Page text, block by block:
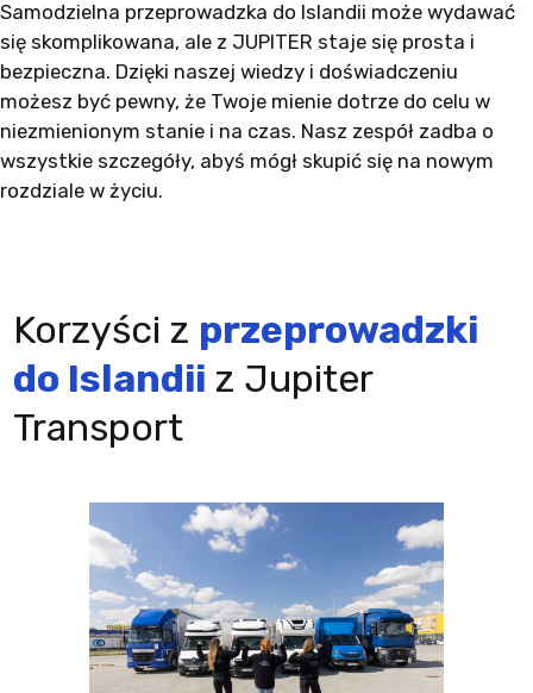
Samodzielna przeprowadzka do Islandii może wydawać
się skomplikowana, ale z JUPITER staje się prosta i
bezpieczna. Dzięki naszej wiedzy i doświadczeniu
możesz być pewny, że Twoje mienie dotrze do celu w
niezmienionym stanie i na czas. Nasz zespół zadba o
wszystkie szczegóły, abyś mógł skupić się na nowym
rozdziale w życiu.
Korzyści z przeprowadzki
do Islandii z Jupiter
Transport